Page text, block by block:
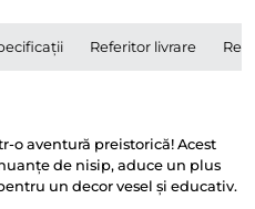
Referitor livrare
o aventură preistorică! Acest
de nisip, aduce un plus
un decor vesel și educativ.